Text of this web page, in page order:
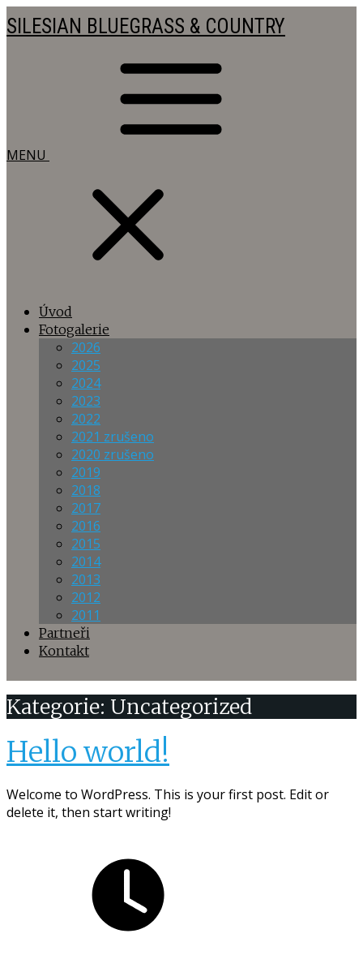
SILESIAN BLUEGRASS & COUNTRY
MENU
Úvod
Fotogalerie
2026
2025
2024
2023
2022
2021 zrušeno
2020 zrušeno
2019
2018
2017
2016
2015
2014
2013
2012
2011
Partneři
Kontakt
Kategorie: Uncategorized
Hello world!
Welcome to WordPress. This is your first post. Edit or
delete it, then start writing!